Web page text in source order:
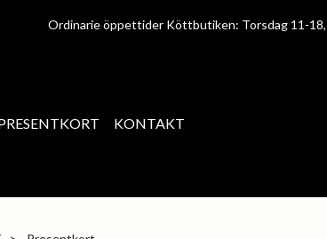
Ordinarie öppettider Köttbutiken: Torsdag 11-18,
KONTAKT